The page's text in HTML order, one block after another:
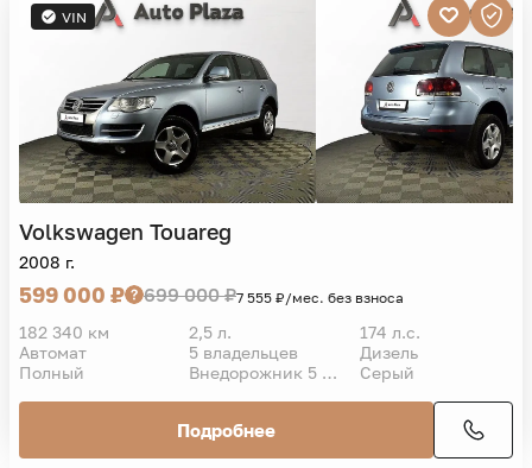
VIN
Volkswagen Touareg
2008 г.
599 000 ₽ 699 000 ₽7 555 ₽/мес. без взноса
182 340 км 2,5 л.
174 л.с.
Автомат
5 владельцев
Дизель
Полный
Внедорожник 5 дв. Серый
Подробнее